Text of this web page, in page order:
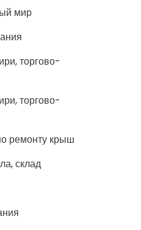
мир
торгово-
торгово-
ремонту крыш
склад